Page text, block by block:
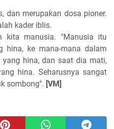
dan merupakan dosa pioner.
kader iblis.
kita manusia. "Manusia itu
hina, ke mana-mana dalam
hina, dan saat dia mati,
hina. Seharusnya sangat
sombong". [VM]